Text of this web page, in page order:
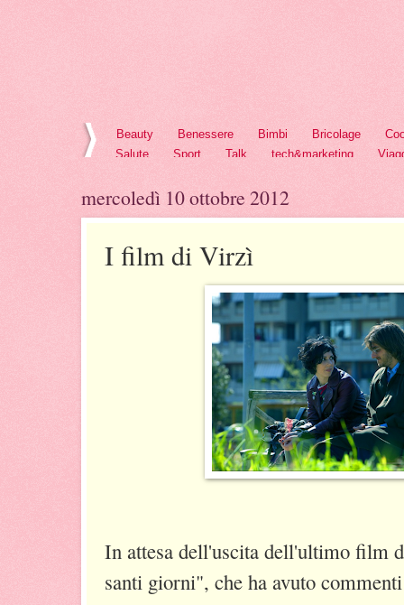
Beauty Benessere Bimbi Bricolage
Salute
Sport Talk tech&marketing
mercoledì 10 ottobre 2012
I film di Virzì
In attesa dell'uscita dell'ultimo film
santi giorni", che ha avuto